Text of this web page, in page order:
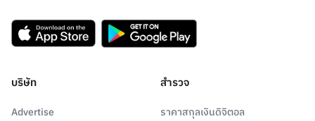
บริษัท
Advertise
สำรวจ
ราคาสกุลเงินดิจิตอล